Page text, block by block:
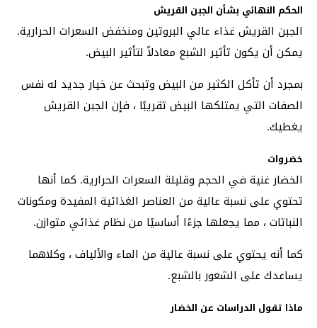
الحكم النهائي بشأن الجبن القريش
الجبن القريش غذاء عالي البروتين ومنخفض السعرات الحرارية.
يمكن أن يكون تأثير الشبع معادلاً لتأثير البيض.
بمجرد أن تأكل الكثير من البيض وتبحث عن خيار جديد له نفس
الصفات التي يمتلكها البيض تقريبًا ، فإن الجبن القريش
يغطيك.
خضروات
الخضار غنية في الحجم وقليلة السعرات الحرارية. كما أنها
تحتوي على نسبة عالية من العناصر الغذائية المفيدة ومكونات
النباتات ، مما يجعلها جزءًا أساسيًا من نظام غذائي متوازن.
كما أنه يحتوي على نسبة عالية من الماء والألياف ، وكلاهما
يساعدك على الشعور بالشبع.
ماذا تقول الدراسات عن الخضار